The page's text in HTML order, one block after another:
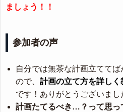
ましょう！！
参加者の声
自分では無茶な計画立てて
ので、 計画の立て方を詳し
です！ありがとうございまし
計画たてるべき…？って思っ